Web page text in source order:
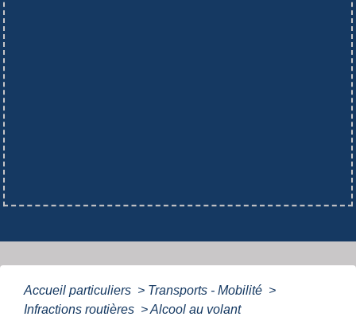
Accueil particuliers > Transports - Mobilité >
Infractions routières >Alcool au volant